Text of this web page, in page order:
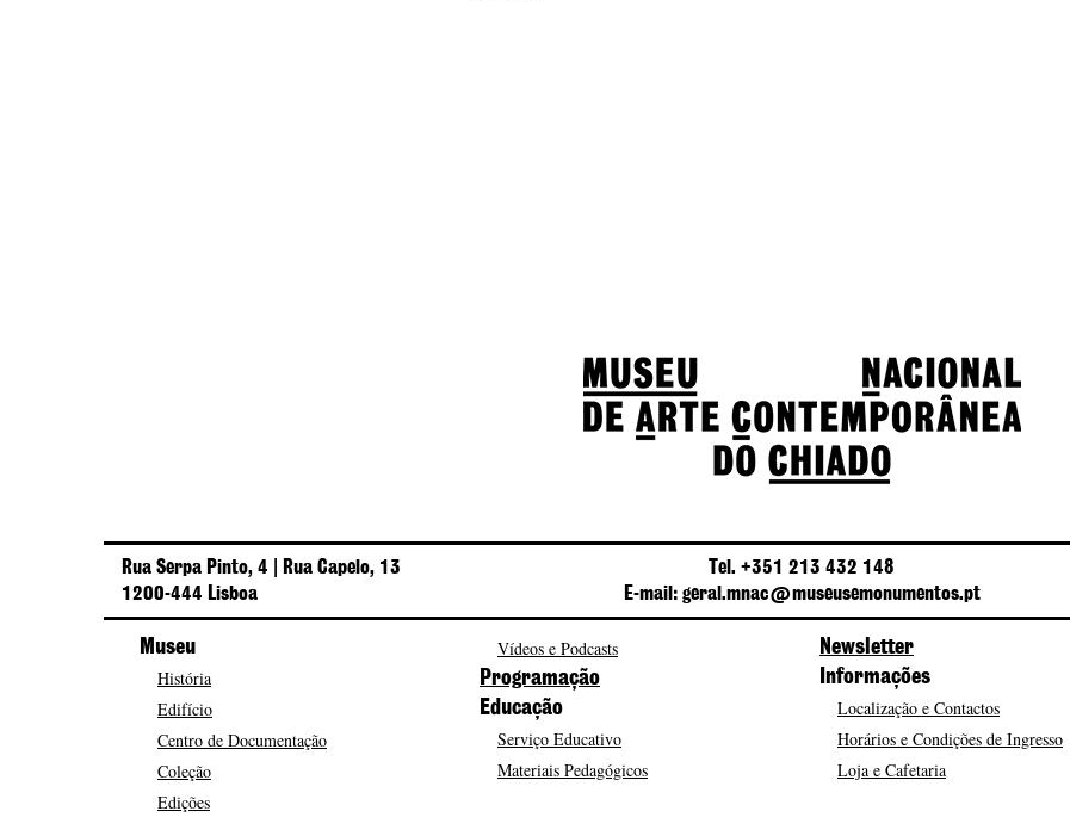
Rua Serpa Pinto, 4 | Rua Capelo, 13
1200-444 Lisboa
Tel. +351 213 432 148
E-mail: geral.mnac@museusemonumentos.pt
Museu
História
Edifício
Centro de Documentação
Coleção
Edições
Vídeos e Podcasts
Programação
Educação
Serviço Educativo
Materiais Pedagógicos
Newsletter
Informações
Localização e Contactos
Horários e Condições de Ingresso
Loja e Cafetaria